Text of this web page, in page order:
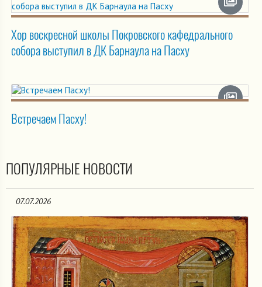
Хор воскресной школы Покровского кафедрального
собора выступил в ДК Барнаула на Пасху
Встречаем Пасху!
ПОПУЛЯРНЫЕ НОВОСТИ
07.07.2026